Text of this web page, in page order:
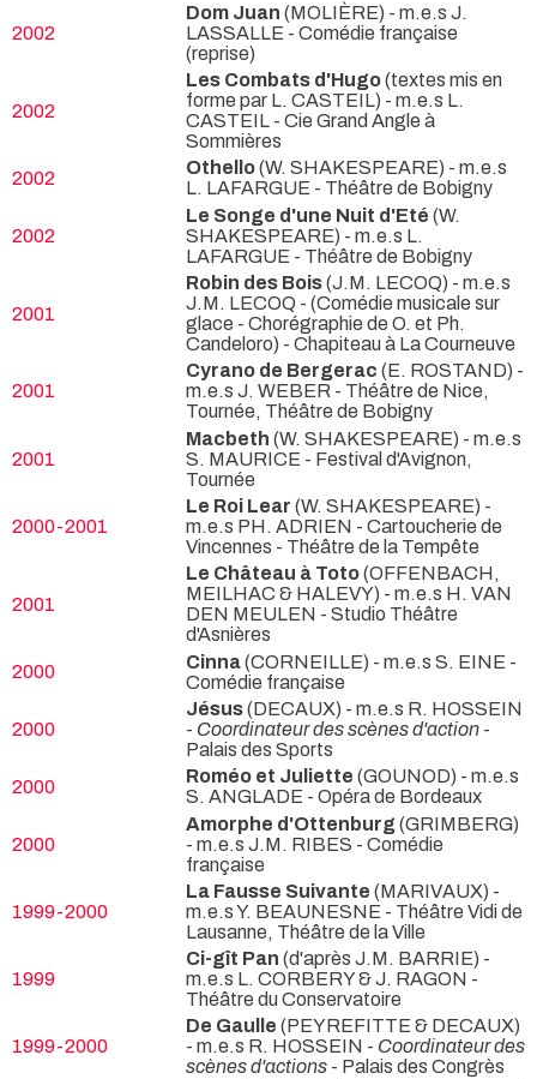
2002
Dom Juan (MOLIÈRE) - m.e.s J.
LASSALLE - Comédie française
(reprise)
2002
Les Combats d'Hugo(textes mis en
forme par L. CASTEIL) - m.e.s L.
CASTEIL - Cie Grand Angle à
Sommières
2002
Othello(W. SHAKESPEARE) - m.e.s
L. LAFARGUE - Théâtre de Bobigny
2002
Le Songe d'une Nuit d'Eté (W.
SHAKESPEARE) - m.e.s L.
LAFARGUE - Théâtre de Bobigny
2001
Robin des Bois(J.M. LECOQ) - m.e.s
J.M. LECOQ - (Comédie musicale sur
glace - Chorégraphie de O. et Ph.
Candeloro) - Chapiteau à La Courneuve
2001
Cyrano de Bergerac (E. ROSTAND) -
m.e.s J. WEBER - Théâtre de Nice,
Tournée, Théâtre de Bobigny
2001
Macbeth (W. SHAKESPEARE) - m.e.s
S. MAURICE - Festival d'Avignon,
Tournée
2000-2001
Le Roi Lear (W. SHAKESPEARE) -
m.e.s PH. ADRIEN - Cartoucherie de
Vincennes - Théâtre de la Tempête
2001
Le Château à Toto(OFFENBACH,
MEILHAC & HALEVY) - m.e.s H. VAN
DEN MEULEN - Studio Théâtre
d'Asnières
2000
Cinna(CORNEILLE) - m.e.s S. EINE -
Comédie française
2000
Jésus(DECAUX) - m.e.s R. HOSSEIN
- Coordinateur des scènes d'action -
Palais des Sports
2000
Roméo et Juliette (GOUNOD) - m.e.s
S. ANGLADE - Opéra de Bordeaux
2000
Amorphe d'Ottenburg (GRIMBERG)
- m.e.s J.M. RIBES - Comédie
française
1999-2000
La Fausse Suivante (MARIVAUX) -
m.e.s Y. BEAUNESNE - Théâtre Vidi de
Lausanne, Théâtre de la Ville
1999
Ci-gît Pan (d'après J.M. BARRIE) -
m.e.s L. CORBERY & J. RAGON -
Théâtre du Conservatoire
1999-2000
De Gaulle (PEYREFITTE & DECAUX)
- m.e.s R. HOSSEIN - Coordinateur des
scènes d'actions - Palais des Congrès